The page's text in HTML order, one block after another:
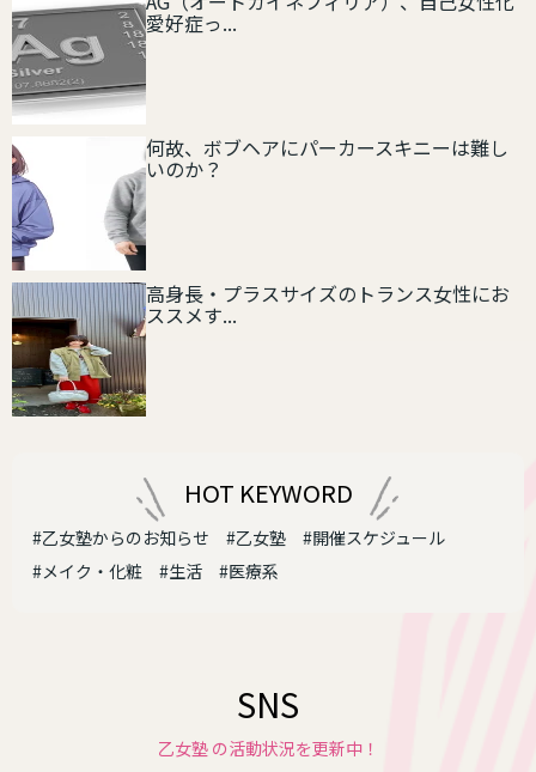
愛好症っ...
何故、ボブヘアにパーカースキニーは難し
いのか？
高身長・プラスサイズのトランス女性にお
ススメす...
HOT KEYWORD
#乙女塾からのお知らせ #乙女塾
#開催スケジュール
#メイク・化粧
#生活 #医療系
SNS
乙女塾 の活動状況を更新中！